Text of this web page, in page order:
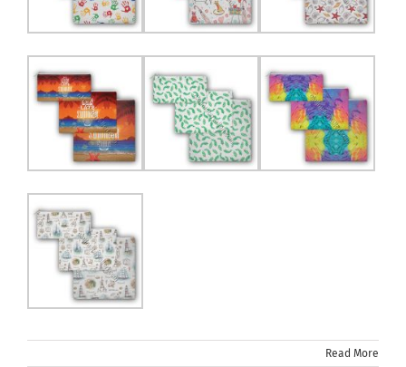
Read More